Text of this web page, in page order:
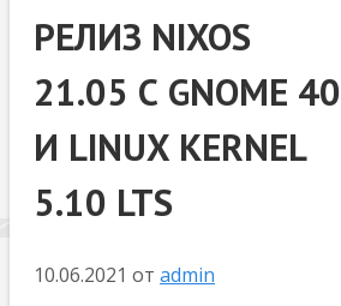
РЕЛИЗ NIXOS
21.05 С GNOME 40
И LINUX KERNEL
5.10 LTS
10.06.2021 от admin